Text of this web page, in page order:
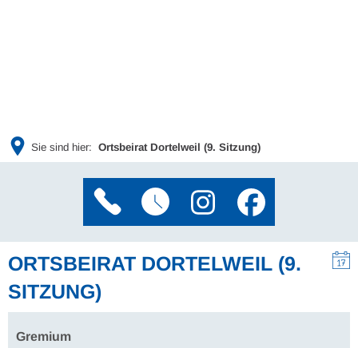
Sie sind hier: Ortsbeirat Dortelweil (9. Sitzung)
ORTSBEIRAT DORTELWEIL (9.
SITZUNG)
Gremium